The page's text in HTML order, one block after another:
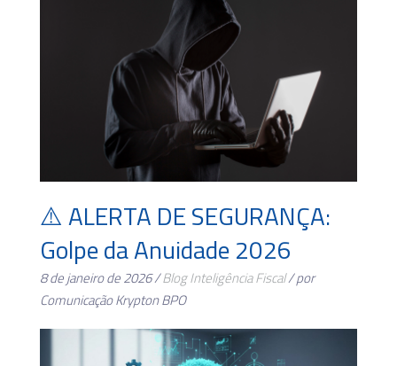
⚠️ ALERTA DE SEGURANÇA:
Golpe da Anuidade 2026
8 de janeiro de 2026 /BlogInteligência Fiscal/ por
Comunicação Krypton BPO